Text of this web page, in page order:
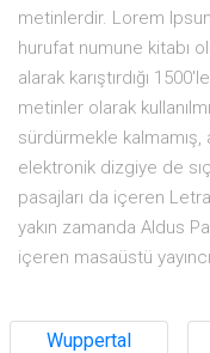
metinlerdir. Lorem
hurufat numune kitabı
alarak karıştırdığı
metinler olarak
sürdürmekle
elektronik dizgiye de
pasajları da içeren
yakın zamanda Aldus
içeren masaüstü
Wuppertal